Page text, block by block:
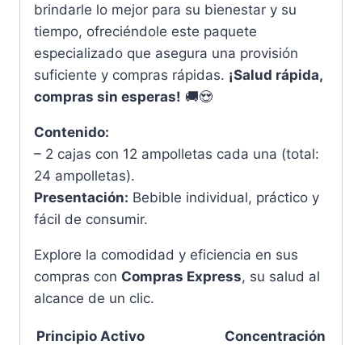
brindarle lo mejor para su bienestar y su
tiempo, ofreciéndole este paquete
especializado que asegura una provisión
suficiente y compras rápidas. ¡Salud rápida,
compras sin esperas! 🚚😍
Contenido:
– 2 cajas con 12 ampolletas cada una (total:
24 ampolletas).
Presentación: Bebible individual, práctico y
fácil de consumir.
Explore la comodidad y eficiencia en sus
compras con Compras Express, su salud al
alcance de un clic.
Principio Activo
Concentración